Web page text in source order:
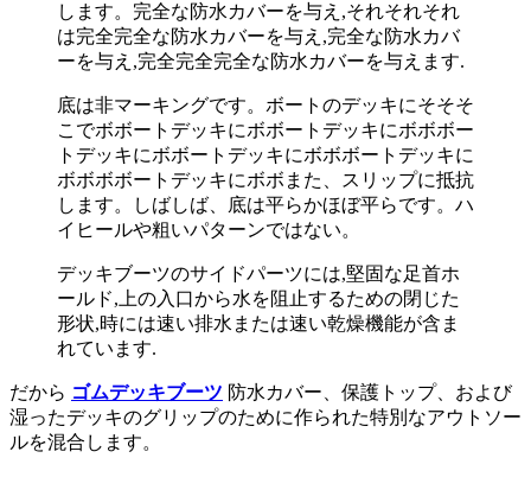
します。完全な防水カバーを与え,それそれそれ
は完全完全な防水カバーを与え,完全な防水カバ
ーを与え,完全完全完全な防水カバーを与えます.
底は非マーキングです。ボートのデッキにそそそ
こでボボートデッキにボボートデッキにボボボー
トデッキにボボートデッキにボボボートデッキに
ボボボボートデッキにボボまた、スリップに抵抗
します。しばしば、底は平らかほぼ平らです。ハ
イヒールや粗いパターンではない。
デッキブーツのサイドパーツには,堅固な足首ホ
ールド,上の入口から水を阻止するための閉じた
形状,時には速い排水または速い乾燥機能が含ま
れています.
だから ゴムデッキブーツ 防水カバー、保護トップ、および
湿ったデッキのグリップのために作られた特別なアウトソー
ルを混合します。